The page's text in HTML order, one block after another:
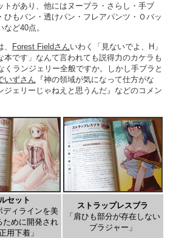
があり、他にはヌーブラ・さらし・手ブ
もパン・透けパン・フレアパンツ・Ｏバッ
ど40点。
Forest Fieldさんいわく「見ないでよ、H」
です」なんて言われても説得力のカケラも
くランジェリー全般ですか。しかし手ブラと
いずさん 『神の領域が気になって仕方がな
ジェリーじゃねえと思うんだ』などのコメン
セット
ディラインを美
ために開発され
用下着」
ストラップレスブラ
「肩ひも部分が存在しない
ブラジャー」